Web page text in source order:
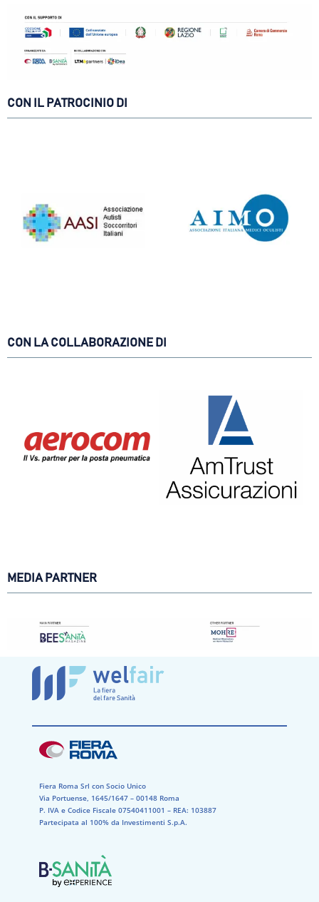
CON IL PATROCINIO DI
CON LA COLLABORAZIONE DI
MEDIA PARTNER
Fiera Roma Srl con Socio Unico
Via Portuense, 1645/1647 – 00148 Roma
P. IVA e Codice Fiscale 07540411001​ – REA: 103887​
Partecipata al 100% da Investimenti S.p.A.